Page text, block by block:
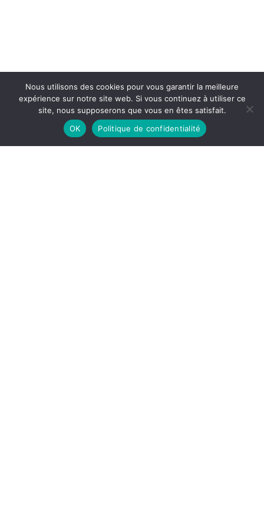
Nous utilisons des cookies pour vous garantir la meilleure
expérience sur notre site web. Si vous continuez à utiliser ce
site, nous supposerons que vous en êtes satisfait.
OK
Politique de confidentialité